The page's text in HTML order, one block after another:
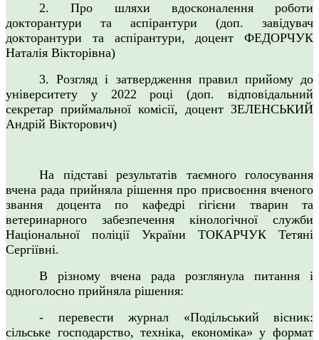
2. Про шляхи вдосконалення роботи
докторантури та аспірантури (доп. завідувач
докторантури та аспірантури, доцент ФЕДОРЧУК
Наталія Вікторівна)
3. Розгляд і затвердження правил прийому до
університету у 2022 році (доп. відповідальний
секретар приймальної комісії, доцент ЗЕЛЕНСЬКИЙ
Андрій Вікторович)
На підставі результатів таємного голосування
вчена рада прийняла рішення про присвоєннявченого
звання доцента по кафедрі гігієни тварин та
ветеринарного забезпечення кінологічної служби
Національної поліції України ТОКАРЧУК Тетяні
Сергіївні.
В різному вчена рада розглянула питання і
одноголосно прийняла рішення:
- перевести журнал «Подільський вісник:
сільське господарство, техніка, економіка» у формат